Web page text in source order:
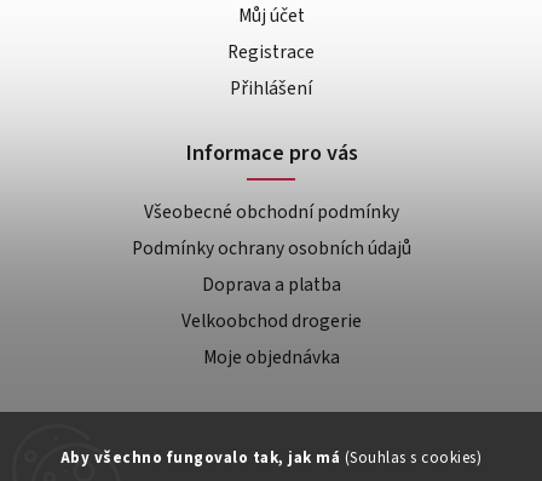
Aby všechno fungovalo tak, jak má (Souhlas s cookies)
Můj účet
Registrace
Přihlášení
Informace pro vás
Všeobecné obchodní podmínky
Podmínky ochrany osobních údajů
Doprava a platba
Velkoobchod drogerie
Moje objednávka